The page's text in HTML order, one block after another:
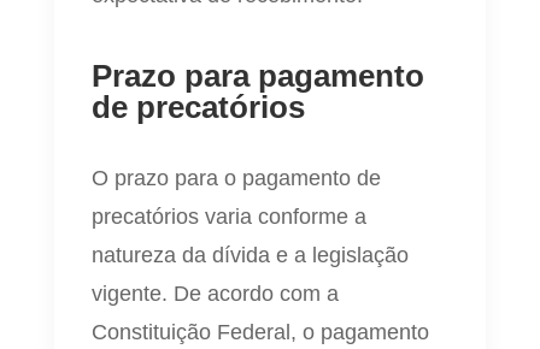
Prazo para pagamento
de precatórios
O prazo para o pagamento de
precatórios varia conforme a
natureza da dívida e a legislação
vigente. De acordo com a
Constituição Federal, o pagamento